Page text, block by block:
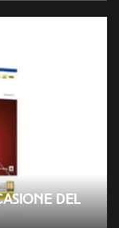
del